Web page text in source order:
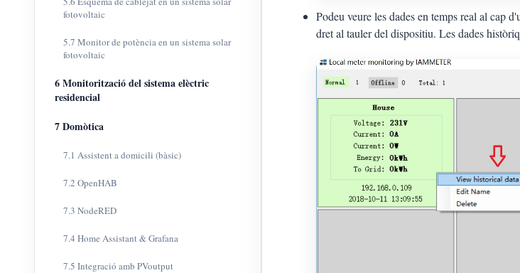
fotovoltaic
5.7 Monitor de potència en un sistema solar
fotovoltaic
6 Monitorització del sistema elèctric
residencial
7 Domòtica
7.1 Assistent a domicili (bàsic)
7.2 OpenHAB
7.3 NodeRED
7.4 Home Assistant & Grafana
7.5 Integració amb PVoutput
Podeu veure les dades en temps real al cap
dret al tauler del dispositiu. Les dades